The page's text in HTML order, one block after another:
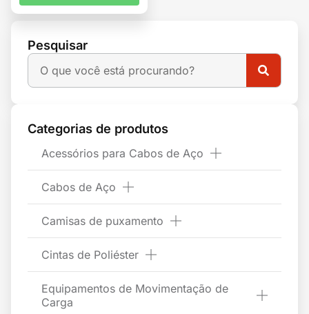
Pesquisar
Categorias de produtos
Acessórios para Cabos de Aço
Cabos de Aço
Camisas de puxamento
Cintas de Poliéster
Equipamentos de Movimentação de
Carga